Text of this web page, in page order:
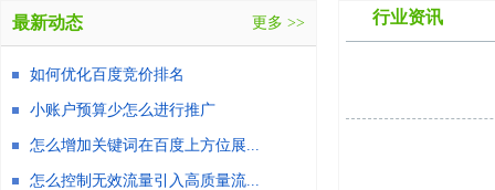
行业资讯
最新动态 更多 >>
如何优化百度竞价排名
小账户预算少怎么进行推广
怎么增加关键词在百度上方位展...
怎么控制无效流量引入高质量流...